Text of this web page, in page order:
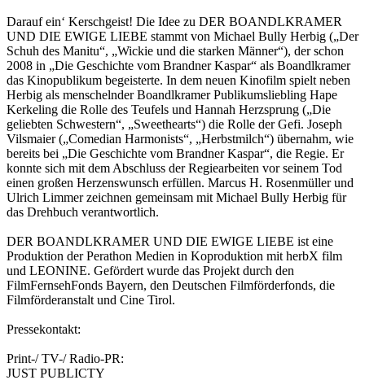
Darauf ein‘ Kerschgeist! Die Idee zu DER BOANDLKRAMER
UND DIE EWIGE LIEBE stammt von Michael Bully Herbig („Der
Schuh des Manitu“, „Wickie und die starken Männer“), der schon
2008 in „Die Geschichte vom Brandner Kaspar“ als Boandlkramer
das Kinopublikum begeisterte. In dem neuen Kinofilm spielt neben
Herbig als menschelnder Boandlkramer Publikumsliebling Hape
Kerkeling die Rolle des Teufels und Hannah Herzsprung („Die
geliebten Schwestern“, „Sweethearts“) die Rolle der Gefi. Joseph
Vilsmaier („Comedian Harmonists“, „Herbstmilch“) übernahm, wie
bereits bei „Die Geschichte vom Brandner Kaspar“, die Regie. Er
konnte sich mit dem Abschluss der Regiearbeiten vor seinem Tod
einen großen Herzenswunsch erfüllen. Marcus H. Rosenmüller und
Ulrich Limmer zeichnen gemeinsam mit Michael Bully Herbig für
das Drehbuch verantwortlich.
DER BOANDLKRAMER UND DIE EWIGE LIEBE ist eine
Produktion der Perathon Medien in Koproduktion mit herbX film
und LEONINE. Gefördert wurde das Projekt durch den
FilmFernsehFonds Bayern, den Deutschen Filmförderfonds, die
Filmförderanstalt und Cine Tirol.
Pressekontakt:
Print-/ TV-/ Radio-PR:
JUST PUBLICTY